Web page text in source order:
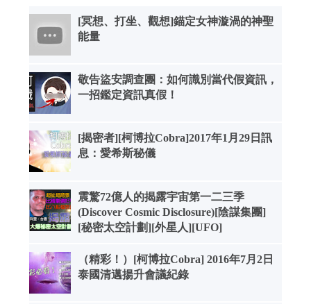
[冥想、打坐、觀想]錨定女神漩渦的神聖
能量
敬告盜安調查團：如何識別當代假資訊，
一招鑑定資訊真假！
[揭密者][柯博拉Cobra]2017年1月29日訊
息：愛希斯秘儀
震驚72億人的揭露宇宙第一二三季
(Discover Cosmic Disclosure)[陰謀集團]
[秘密太空計劃][外星人][UFO]
（精彩！）[柯博拉Cobra] 2016年7月2日
泰國清邁揚升會議紀錄